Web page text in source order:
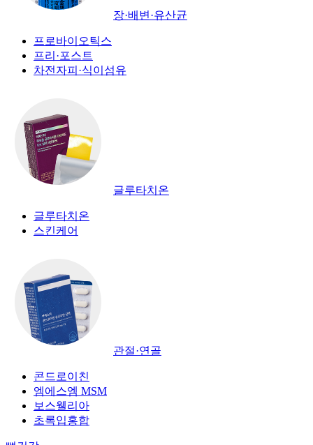
장·배변·유산균
프로바이오틱스
프리·포스트
차전자피·식이섬유
글루타치온
글루타치온
스킨케어
관절·연골
콘드로이친
엠에스엠 MSM
보스웰리아
초록입홍합